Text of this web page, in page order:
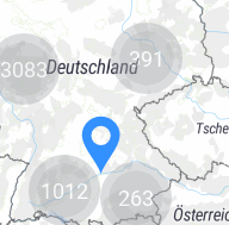
3083
1012
391
263